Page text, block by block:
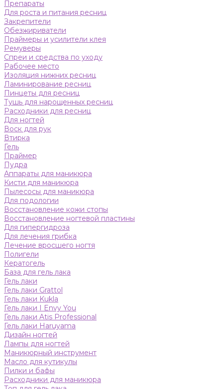
Препараты
Для роста и питания ресниц
Закрепители
Обезжириватели
Праймеры и усилители клея
Ремуверы
Спреи и средства по уходу
Рабочее место
Изоляция нижних ресниц
Ламинирование ресниц
Пинцеты для ресниц
Тушь для нарощенных ресниц
Расходники для ресниц
Для ногтей
Воск для рук
Втирка
Гель
Праймер
Пудра
Аппараты для маникюра
Кисти для маникюра
Пылесосы для маникюра
Для подологии
Восстановление кожи стопы
Восстановление ногтевой пластины
Для гипергидроза
Для лечения грибка
Лечение вросшего ногтя
Полигели
Кератогель
База для гель лака
Гель лаки
Гель лаки Grattol
Гель лаки Kukla
Гель лаки I Envy You
Гель лаки Atis Professional
Гель лаки Haruyama
Дизайн ногтей
Лампы для ногтей
Маникюрный инструмент
Масло для кутикулы
Пилки и бафы
Расходники для маникюра